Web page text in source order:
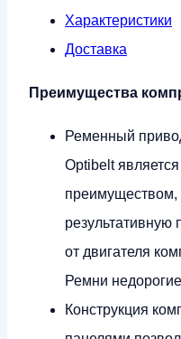
Характеристики
Доставка
Преимущества
Ременный
Optibelt
результативную
от двигателя
Ремни
Конструкция